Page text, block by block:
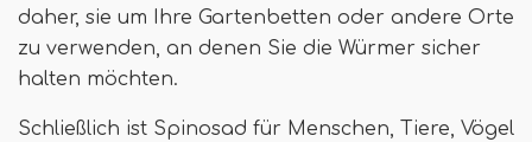
daher, sie um Ihre Gartenbetten oder andere Orte
zu verwenden, an denen Sie die Würmer sicher
halten möchten.
Schließlich ist Spinosad für Menschen, Tiere, Vögel